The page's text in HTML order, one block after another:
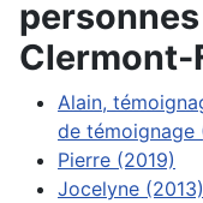
Clermont-
Alain,
de témoignage
Pierre (2019)
Jocelyne (2013)